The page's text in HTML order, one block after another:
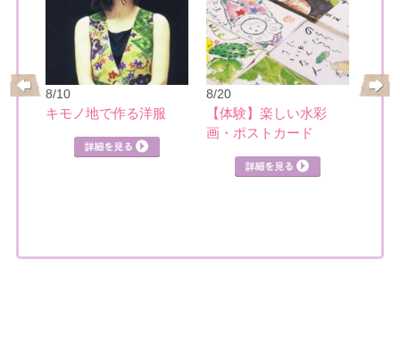
8/10
キモノ地で作る洋服
8/20
【体験】楽しい水彩
画・ポストカード